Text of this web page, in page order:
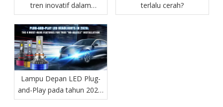
tren inovatif dalam
pencahayaan otomotif
terlalu cerah?
Lampu Depan LED Plug-
and-Play pada tahun 2026:
4 Fitur yang Wajib Dimiliki